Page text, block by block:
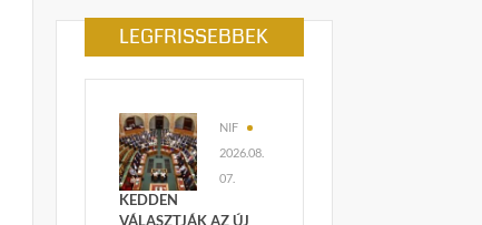
LEGFRISSEBBEK
NIF
2026.08.
07.
KEDDEN
VÁLASZTJÁK AZ ÚJ